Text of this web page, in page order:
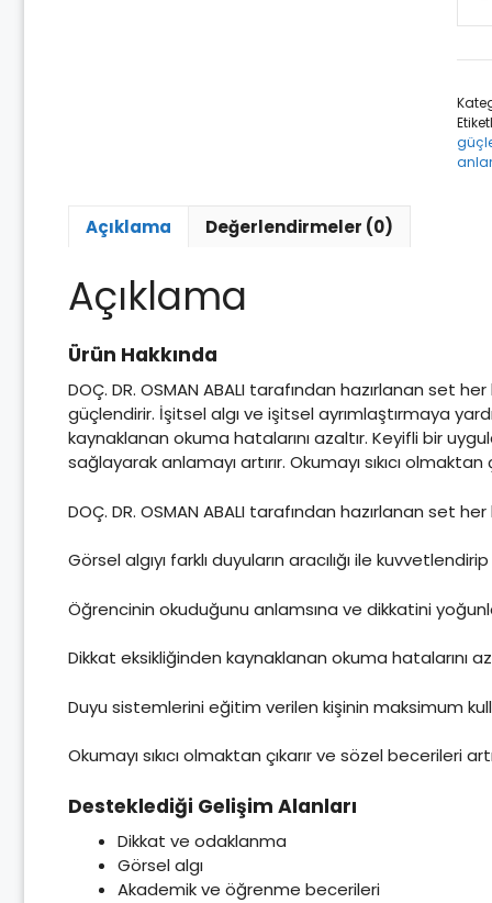
ve
8+
2.
Açıklama Değerlendirmeler (0)
Açıklama
Ürün Hakkında
DOÇ. DR. OSMAN ABALI tarafından hazırlanan set
güçlendirir. İşitsel algı ve işitsel ayrımlaştırmaya
kaynaklanan okuma hatalarını azaltır. Keyifli bir
sağlayarak anlamayı artırır. Okumayı sıkıcı olmaktan
DOÇ. DR. OSMAN ABALI tarafından hazırlanan set
Görsel algıyı farklı duyuların aracılığı ile
Öğrencinin okuduğunu anlamsına ve dikkatini
Dikkat eksikliğinden kaynaklanan okuma hatalarını
Duyu sistemlerini eğitim verilen kişinin maksimum
Okumayı sıkıcı olmaktan çıkarır ve sözel becerileri
Desteklediği Gelişim Alanları
Dikkat ve odaklanma
Görsel algı
Akademik ve öğrenme becerileri